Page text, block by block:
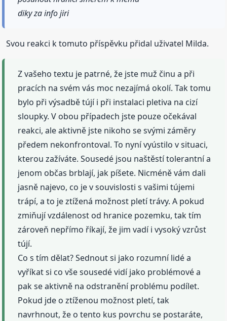
diky za info jiri
Svou reakci k tomuto příspěvku přidal uživatel Milda.
Z vašeho textu je patrné, že jste muž činu a při
pracích na svém vás moc nezajímá okolí. Tak tomu
bylo při výsadbě tújí i při instalaci pletiva na cizí
sloupky. V obou případech jste pouze očekával
reakci, ale aktivně jste nikoho se svými záměry
předem nekonfrontoval. To nyní vyústilo v situaci,
kterou zažíváte. Sousedé jsou naštěstí tolerantní a
jenom občas brblají, jak píšete. Nicméně vám dali
jasně najevo, co je v souvislosti s vašimi tújemi
trápí, a to je ztížená možnost pletí trávy. A pokud
zmiňují vzdálenost od hranice pozemku, tak tím
zároveň nepřímo říkají, že jim vadí i vysoký vzrůst
tújí.
Co s tím dělat? Sednout si jako rozumní lidé a
vyříkat si co vše sousedé vidí jako problémové a
pak se aktivně na odstranění problému podílet.
Pokud jde o ztíženou možnost pletí, tak
navrhnout, že o tento kus povrchu se postaráte,